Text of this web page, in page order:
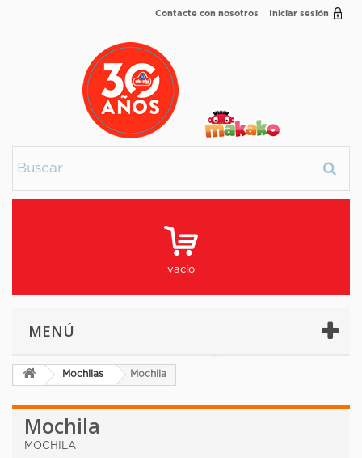
Iniciar sesión
Contacte con nosotros
vacío
MENÚ
Mochilas Mochila
Mochila
MOCHILA